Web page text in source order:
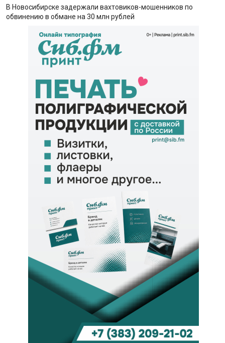
В Новосибирске задержали вахтовиков-мошенников по
обвинению в обмане на 30 млн рублей